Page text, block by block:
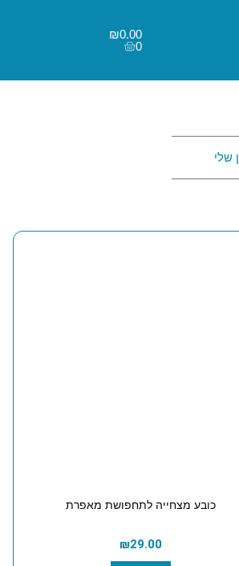
₪0.00
0
שלי
כובע מצחייה לתחפושת מאפרת
₪29.00